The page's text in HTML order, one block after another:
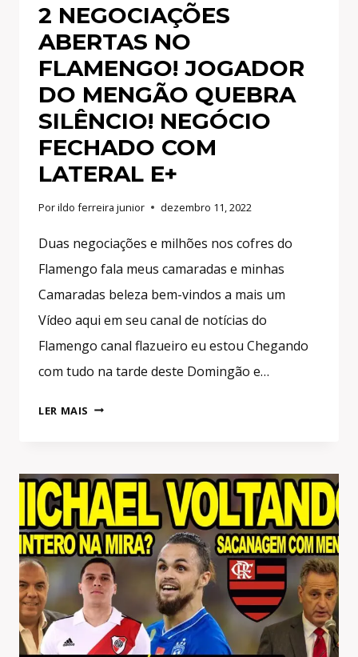
2 NEGOCIAÇÕES
ABERTAS NO
FLAMENGO! JOGADOR
DO MENGÃO QUEBRA
SILÊNCIO! NEGÓCIO
FECHADO COM
LATERAL E+
Porildo ferreira junior dezembro 11, 2022
Duas negociações e milhões nos cofres do
Flamengo fala meus camaradas e minhas
Camaradas beleza bem-vindos a mais um
Vídeo aqui em seu canal de notícias do
Flamengo canal flazueiro eu estou Chegando
com tudo na tarde deste Domingão e…
LER MAIS
FLAMENGO!
JOGADOR
DO
MENGÃO
QUEBRA
SILÊNCIO!
NEGÓCIO
FECHADO
COM